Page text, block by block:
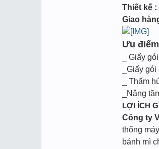
Thiết kế :
Giao
Ưu
_ Giấy
_Giấy
_ Thấm
_Nâng
LỢI ÍCH
Công ty
thống
bánh mì